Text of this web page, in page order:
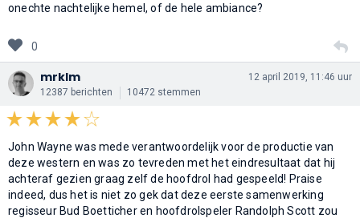
onechte nachtelijke hemel, of de hele ambiance?
0
mrklm
12387 berichten 10472 stemmen
12 april 2019, 11:46 uur
John Wayne was mede verantwoordelijk voor de productie van
deze western en was zo tevreden met het eindresultaat dat hij
achteraf gezien graag zelf de hoofdrol had gespeeld! Praise
indeed, dus het is niet zo gek dat deze eerste samenwerking
regisseur Bud Boetticher en hoofdrolspeler Randolph Scott zou